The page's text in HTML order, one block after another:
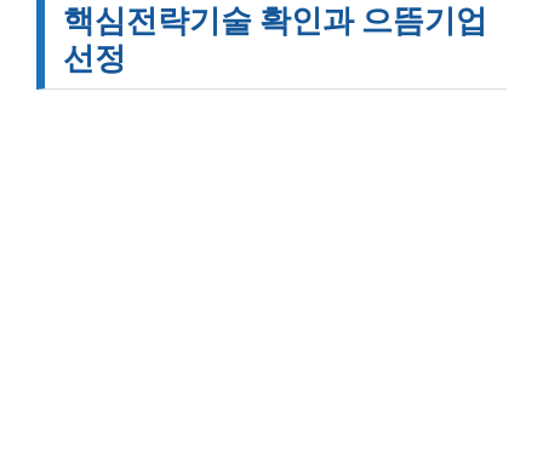
핵심전략기술 확인과 으뜸기업
선정